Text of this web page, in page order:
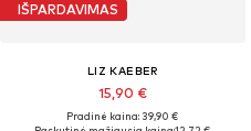
IŠPARDAVIMAS
LIZ KAEBER
15,90 €
Pradinė kaina: 39,90 €